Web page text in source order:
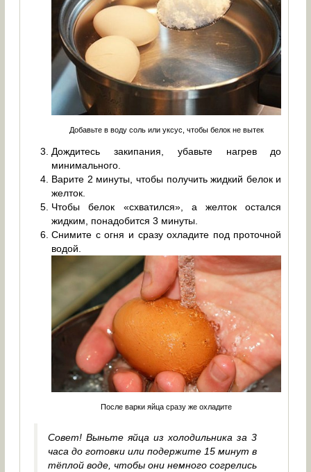
Добавьте в воду соль или уксус, чтобы белок не вытек
Дождитесь закипания, убавьте нагрев до
минимального.
Варите 2 минуты, чтобы получить жидкий белок и
желток.
Чтобы белок «схватился», а желток остался
жидким, понадобится 3 минуты.
Снимите с огня и сразу охладите под проточной
водой.
После варки яйца сразу же охладите
Совет! Выньте яйца из холодильника за 3
часа до готовки или подержите 15 минут в
тёплой воде, чтобы они немного согрелись